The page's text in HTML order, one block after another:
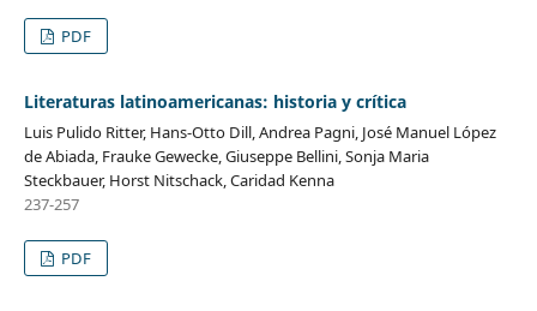
PDF
Literaturas latinoamericanas: historia y crítica
Luis Pulido Ritter, Hans-Otto Dill, Andrea Pagni, José Manuel López
de Abiada, Frauke Gewecke, Giuseppe Bellini, Sonja Maria
Steckbauer, Horst Nitschack, Caridad Kenna
237-257
PDF